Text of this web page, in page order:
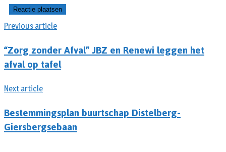
Previous article
“Zorg zonder Afval” JBZ en Renewi leggen het
afval op tafel
Next article
Bestemmingsplan buurtschap Distelberg-
Giersbergsebaan